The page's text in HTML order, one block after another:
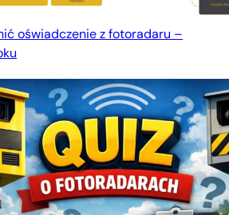
oświadczenie z fotoradaru –